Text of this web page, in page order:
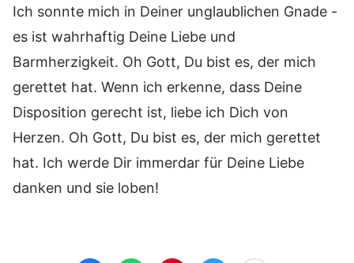
Ich sonnte mich in Deiner unglaublichen Gnade -
es ist wahrhaftig Deine Liebe und
Barmherzigkeit. Oh Gott, Du bist es, der mich
gerettet hat. Wenn ich erkenne, dass Deine
Disposition gerecht ist, liebe ich Dich von
Herzen. Oh Gott, Du bist es, der mich gerettet
hat. Ich werde Dir immerdar für Deine Liebe
danken und sie loben!